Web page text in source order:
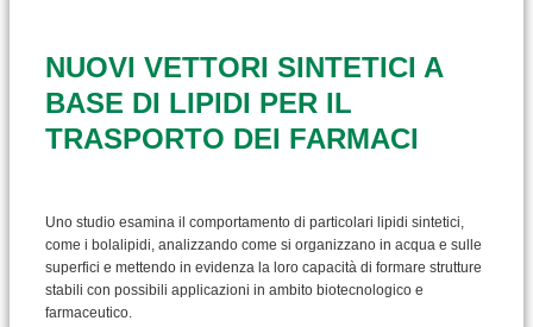
NUOVI VETTORI SINTETICI A
BASE DI LIPIDI PER IL
TRASPORTO DEI FARMACI
Uno studio esamina il comportamento di particolari lipidi sintetici,
come i bolalipidi, analizzando come si organizzano in acqua e sulle
superfici e mettendo in evidenza la loro capacità di formare strutture
stabili con possibili applicazioni in ambito biotecnologico e
farmaceutico.